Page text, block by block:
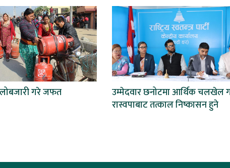
गरे जफत
उम्मेदवार छनोटमा आर्थिक चलखेल
रास्वपाबाट तत्काल निष्कासन हुने